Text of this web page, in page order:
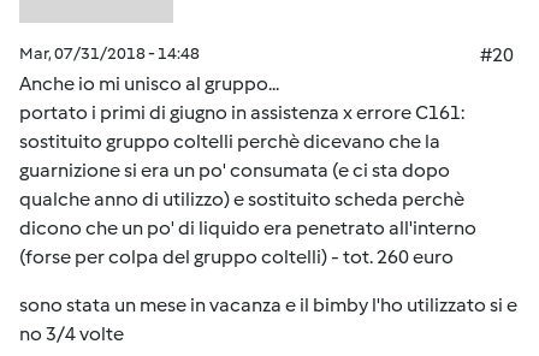
Mar, 07/31/2018 - 14:48
#20
Anche io mi unisco al gruppo...
portato i primi di giugno in assistenza x errore C161:
sostituito gruppo coltelli perchè dicevano che la
guarnizione si era un po' consumata (e ci sta dopo
qualche anno di utilizzo) e sostituito scheda perchè
dicono che un po' di liquido era penetrato all'interno
(forse per colpa del gruppo coltelli) - tot. 260 euro
sono stata un mese in vacanza e il bimby l'ho utilizzato si e
no 3/4 volte